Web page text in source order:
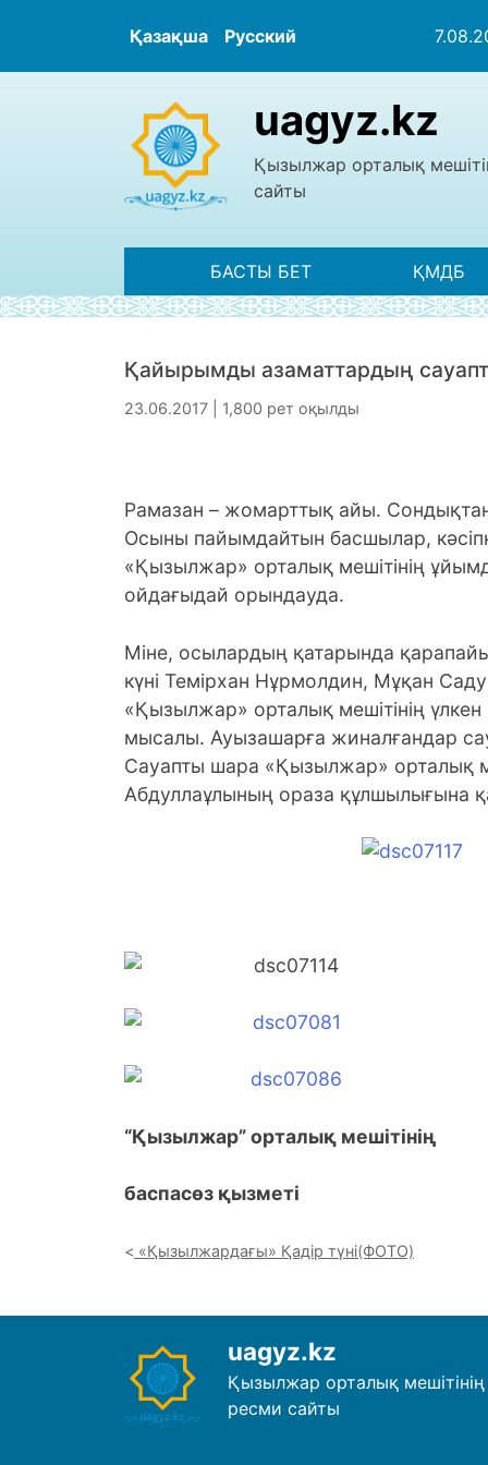
Қазақша Русский
uagyz.kz
Қызылжар орталық
сайты
БАСТЫ БЕТ ҚМДБ
Қайырымды азаматтардың
23.06.2017 | 1,800 рет оқылды
Рамазан – жомарттық айы.
Осыны пайымдайтын басшылар,
«Қызылжар» орталық мешітінің
ойдағыдай орындауда.
Міне, осылардың қатарында
күні Темірхан Нұрмолдин, Мұқан
«Қызылжар» орталық мешітінің
мысалы. Ауызашарға жиналғандар
Сауапты шара «Қызылжар» орталық
Абдуллаұлының ораза құлшылығына
“Қызылжар” орталық мешітінің
баспасөз қызметі
«Қызылжардағы» Қадір түні(ФОТО)
uagyz.kz
Қызылжар орталық мешітінің
ресми сайты